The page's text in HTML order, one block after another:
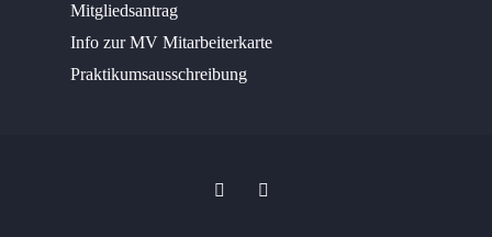
Mitgliedsantrag
Info zur MV Mitarbeiterkarte
Praktikumsausschreibung